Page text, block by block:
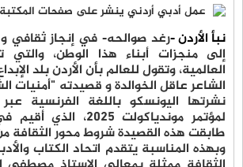
نبأ الأردن -رغد صوالحه- في إنجاز
إلى منجزات أبناء هذا الوطن،
العالمية، وتقول للعالم بأن الأردن بلد
الشاعر عاقل الخوالدة و قصيدته "أمنيات
نشرتها اليونسكو باللغة الفرنسية عبر
لمؤتمر موندياكولت
طابقت هذه القصيدة شروط محور الثقافة
وبهذه المناسبة يتقدم اتحاد الكتاب